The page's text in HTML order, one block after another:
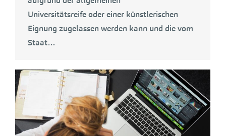
Universitätsreife oder einer künstlerischen
Eignung zugelassen werden kann und die vom
Staat…